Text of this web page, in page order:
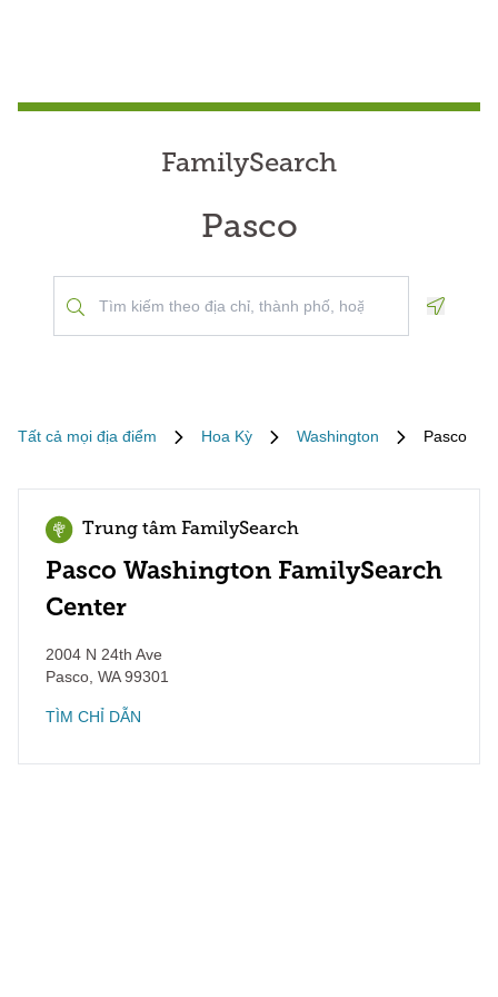
FamilySearch
Pasco
Tất cả mọi địa điểm Hoa Kỳ Washington Pasco
Trung tâm FamilySearch
Pasco Washington FamilySearch
Center
2004 N 24th Ave
Pasco WA99301
TÌM CHỈ DẪN